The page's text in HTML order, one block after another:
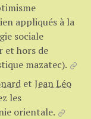
appliqués à la
sociale
et hors de
mazatec).
et Jean Léo
les
orientale.